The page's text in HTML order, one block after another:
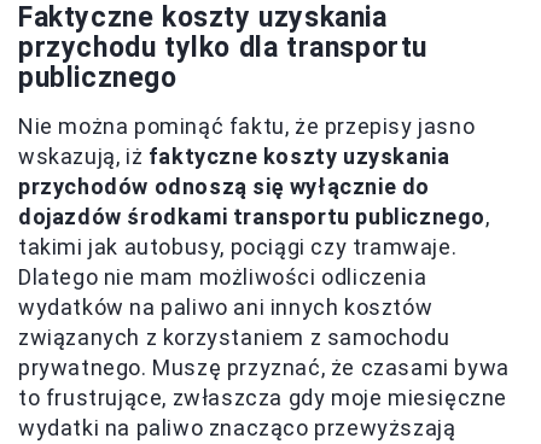
Faktyczne koszty uzyskania
przychodu tylko dla transportu
publicznego
Nie można pominąć faktu, że przepisy jasno
wskazują, iż faktyczne koszty uzyskania
przychodów odnoszą się wyłącznie do
dojazdów środkami transportu publicznego,
takimi jak autobusy, pociągi czy tramwaje.
Dlatego nie mam możliwości odliczenia
wydatków na paliwo ani innych kosztów
związanych z korzystaniem z samochodu
prywatnego. Muszę przyznać, że czasami bywa
to frustrujące, zwłaszcza gdy moje miesięczne
wydatki na paliwo znacząco przewyższają